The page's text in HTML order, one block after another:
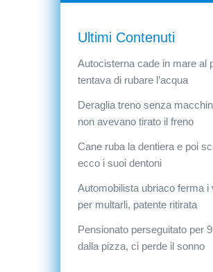
Ultimi Contenuti
Autocisterna cade in mare al
tentava di rubare l’acqua
Deraglia treno senza
non avevano tirato il freno
Cane ruba la dentiera e poi
ecco i suoi dentoni
Automobilista ubriaco ferma i
per multarli, patente ritirata
Pensionato perseguitato per
dalla pizza, ci perde il sonno